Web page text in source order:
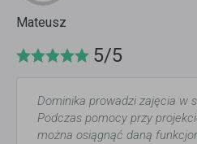
Mateusz
5/5
Dominika prowadzi zajęcia w
Podczas pomocy przy
można osiągnąć daną